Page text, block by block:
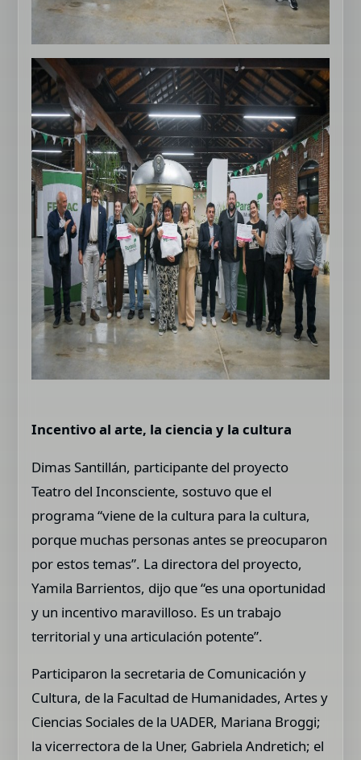
Incentivo al arte, la ciencia y la cultura
Dimas Santillán, participante del proyecto
Teatro del Inconsciente, sostuvo que el
programa “viene de la cultura para la cultura,
porque muchas personas antes se preocuparon
por estos temas”. La directora del proyecto,
Yamila Barrientos, dijo que “es una oportunidad
y un incentivo maravilloso. Es un trabajo
territorial y una articulación potente”.
Participaron la secretaria de Comunicación y
Cultura, de la Facultad de Humanidades, Artes y
Ciencias Sociales de la UADER, Mariana Broggi;
la vicerrectora de la Uner, Gabriela Andretich; el